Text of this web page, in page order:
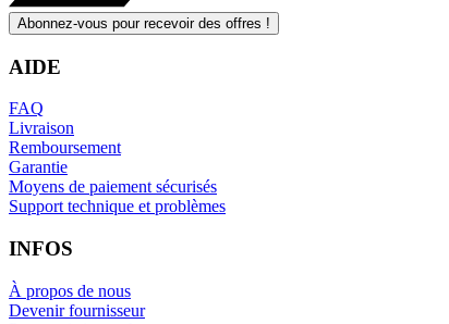
Abonnez-vous pour recevoir des offres !
AIDE
FAQ
Livraison
Remboursement
Garantie
Moyens de paiement sécurisés
Support technique et problèmes
INFOS
À propos de nous
Devenir fournisseur